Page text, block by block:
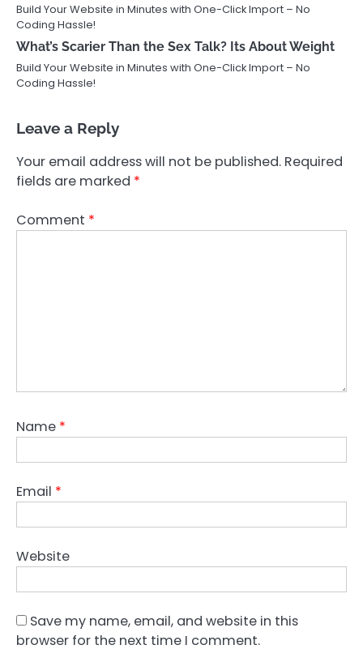
Build Your Website in Minutes with One-Click Import – No
Coding Hassle!
What’s Scarier Than the Sex Talk? Its About Weight
Build Your Website in Minutes with One-Click Import – No
Coding Hassle!
Leave a Reply
Your email address will not be published. Required
fields are marked *
Comment *
Name *
Email *
Website
Save my name, email, and website in this
browser for the next time I comment.